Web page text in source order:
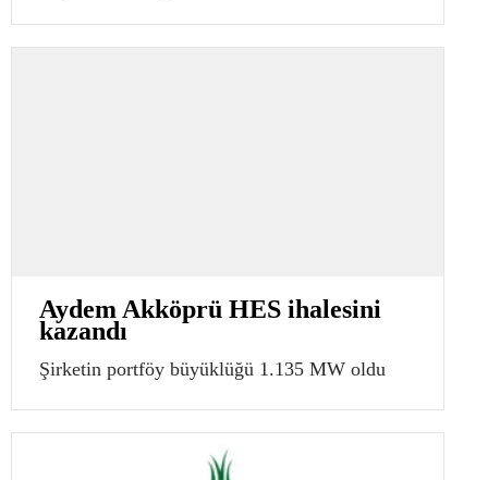
Aydem Akköprü HES ihalesini
kazandı
Şirketin portföy büyüklüğü 1.135 MW oldu